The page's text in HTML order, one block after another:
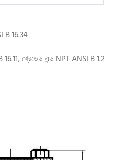
B 16.34
16.11, থ্রেডেড এন্ড NPT ANSI B 1.2